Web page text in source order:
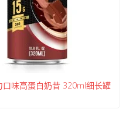
口味高蛋白奶昔 320ml细长罐